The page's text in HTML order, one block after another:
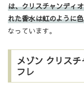
は、クリスチャンディ
れた香水は虹のように
なっています。
メゾン クリス
フレ